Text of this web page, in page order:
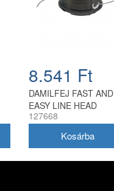
8.541 Ft
DAMILFEJ FAST AND
EASY LINE HEAD
127668